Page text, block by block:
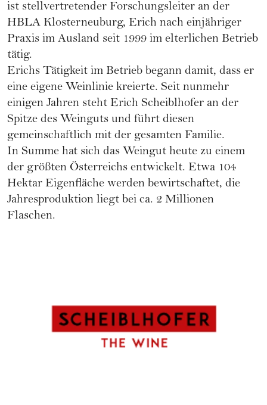
ist stellvertretender Forschungsleiter an der
HBLA Klosterneuburg, Erich nach einjähriger
Praxis im Ausland seit 1999 im elterlichen Betrieb
tätig.
Erichs Tätigkeit im Betrieb begann damit, dass er
eine eigene Weinlinie kreierte. Seit nunmehr
einigen Jahren steht Erich Scheiblhofer an der
Spitze des Weinguts und führt diesen
gemeinschaftlich mit der gesamten Familie.
In Summe hat sich das Weingut heute zu einem
der größten Österreichs entwickelt. Etwa 104
Hektar Eigenfläche werden bewirtschaftet, die
Jahresproduktion liegt bei ca. 2 Millionen
Flaschen.